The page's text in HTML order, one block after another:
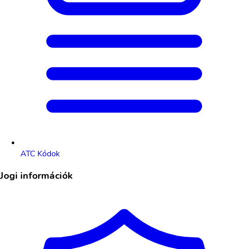
ATC Kódok
Jogi információk